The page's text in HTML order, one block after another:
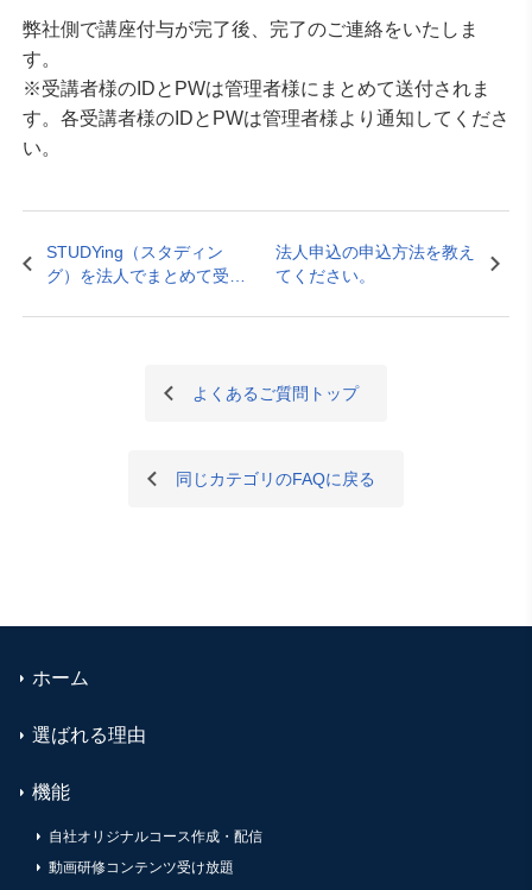
弊社側で講座付与が完了後、完了のご連絡をいたしま
す。
※受講者様のIDとPWは管理者様にまとめて送付されま
す。各受講者様のIDとPWは管理者様より通知してくださ
い。
STUDYing（スタディン
グ）を法人でまとめて受講
法人申込の申込方法を教え
てください。
よくあるご質問トップ
同じカテゴリのFAQに戻る
ホーム
選ばれる理由
機能
自社オリジナルコース作成・配信
動画研修コンテンツ受け放題